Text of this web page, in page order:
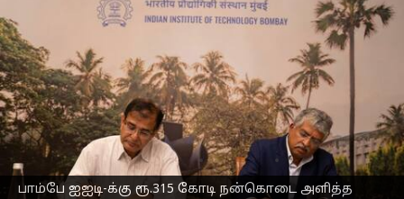
பாம்பே ஐஐடி-க்கு ரூ.315 கோடி நன்கொடை அளித்த
பாம்பே ஐஐடி-க்கு ரூ.315
கோடி நன்கொடை அளித்த
இன்ஃபோசிஸ்
நிறுவனத்தின் துணை
நிறுவனர்
எழுதியவர் Prasanna Venkatesh Jun 20, 2023 03:39 pm